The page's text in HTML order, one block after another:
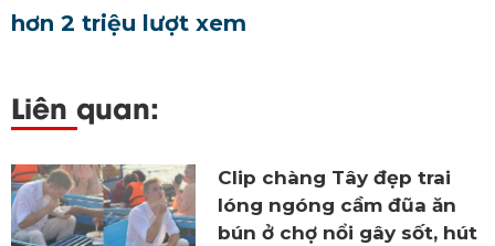
hơn 2 triệu lượt xem
Liên quan:
Clip chàng Tây đẹp trai
lóng ngóng cầm đũa ăn
bún ở chợ nổi gây sốt, hút